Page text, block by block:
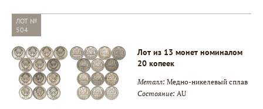
▾
ЛОТ №
504
Лот из 13 монет номиналом
20 копеек
Металл: Медно-никелевый сплав
Состояние: AU